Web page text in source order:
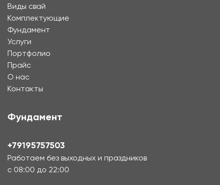
Виды свай
Комплектующие
Фундамент
Услуги
Портфолио
Прайс
О нас
Контакты
Фундамент
+79195757503
Работаем без выходных и праздников
с 08:00 до 22:00